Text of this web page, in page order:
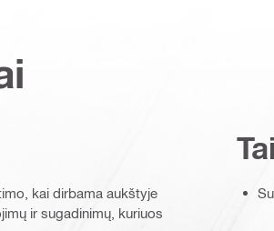
kai dirbama aukštyje
ir sugadinimų, kuriuos